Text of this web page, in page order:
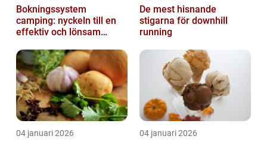
Bokningssystem
camping: nyckeln till en
effektiv och lönsam
De mest hisnande
stigarna för downhill
running
04 januari 2026 04 januari 2026